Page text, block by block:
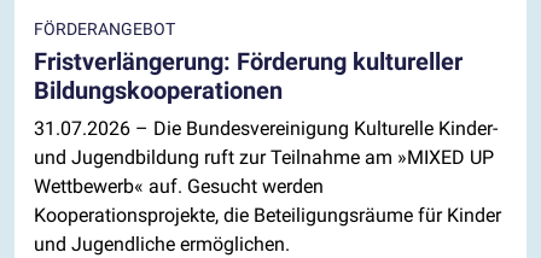
FÖRDERANGEBOT
Fristverlängerung: Förderung kultureller
Bildungskooperationen
31.07.2026 – Die Bundesvereinigung Kulturelle Kinder-
und Jugendbildung ruft zur Teilnahme am »MIXED UP
Wettbewerb« auf. Gesucht werden
Kooperationsprojekte, die Beteiligungsräume für Kinder
und Jugendliche ermöglichen.